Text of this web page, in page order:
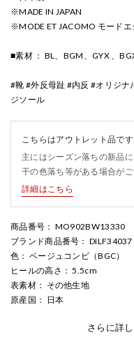
※MADE IN JAPAN
※MODE ET JACOMO モードエ
■素材 ： BL、BGM、GYX 、
#靴 #外反母趾 #内反 #オリジナ
ジソール
こちらはアウトレット品です
主にはシーズン落ちの新品
干の色落ち等がある場合が
詳細はこちら
商品番号 ： MO902BW13330
ブランド商品番号 ：
色 ： ベージュコンビ（BGC）
ヒールの高さ ： 5.5cm
表素材： その他生地
原産国 ： 日本
さらに詳